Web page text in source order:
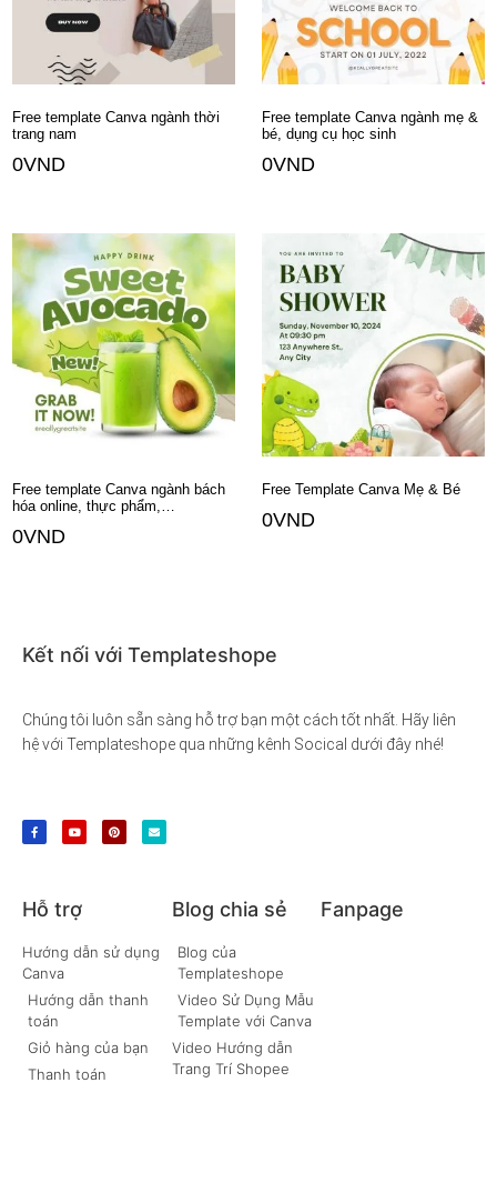
Free template Canva ngành thời
trang nam
0VND
Free template Canva ngành mẹ &
bé, dụng cụ học sinh
0VND
Free template Canva ngành bách
hóa online, thực phẩm,…
0VND
Free Template Canva Mẹ & Bé
0VND
Kết nối với Templateshope
Chúng tôi luôn sẵn sàng hỗ trợ bạn một cách tốt nhất. Hãy liên
hệ với Templateshope qua những kênh Socical dưới đây nhé!
Hỗ trợ
Hướng dẫn sử dụng
Canva
Hướng dẫn thanh
toán
Giỏ hàng của bạn
Thanh toán
Blog chia sẻ
Blog của
Templateshope
Video Sử Dụng Mẫu
Template với Canva
Video Hướng dẫn
Trang Trí Shopee
Fanpage